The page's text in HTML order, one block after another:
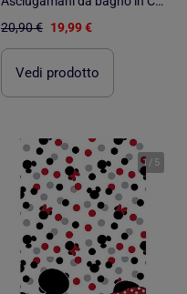
20,90 € 19,99 €
Vedi prodotto
1 / 5